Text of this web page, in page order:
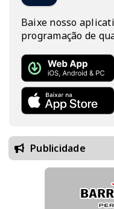
Baixe nosso
programação de
Publicidade